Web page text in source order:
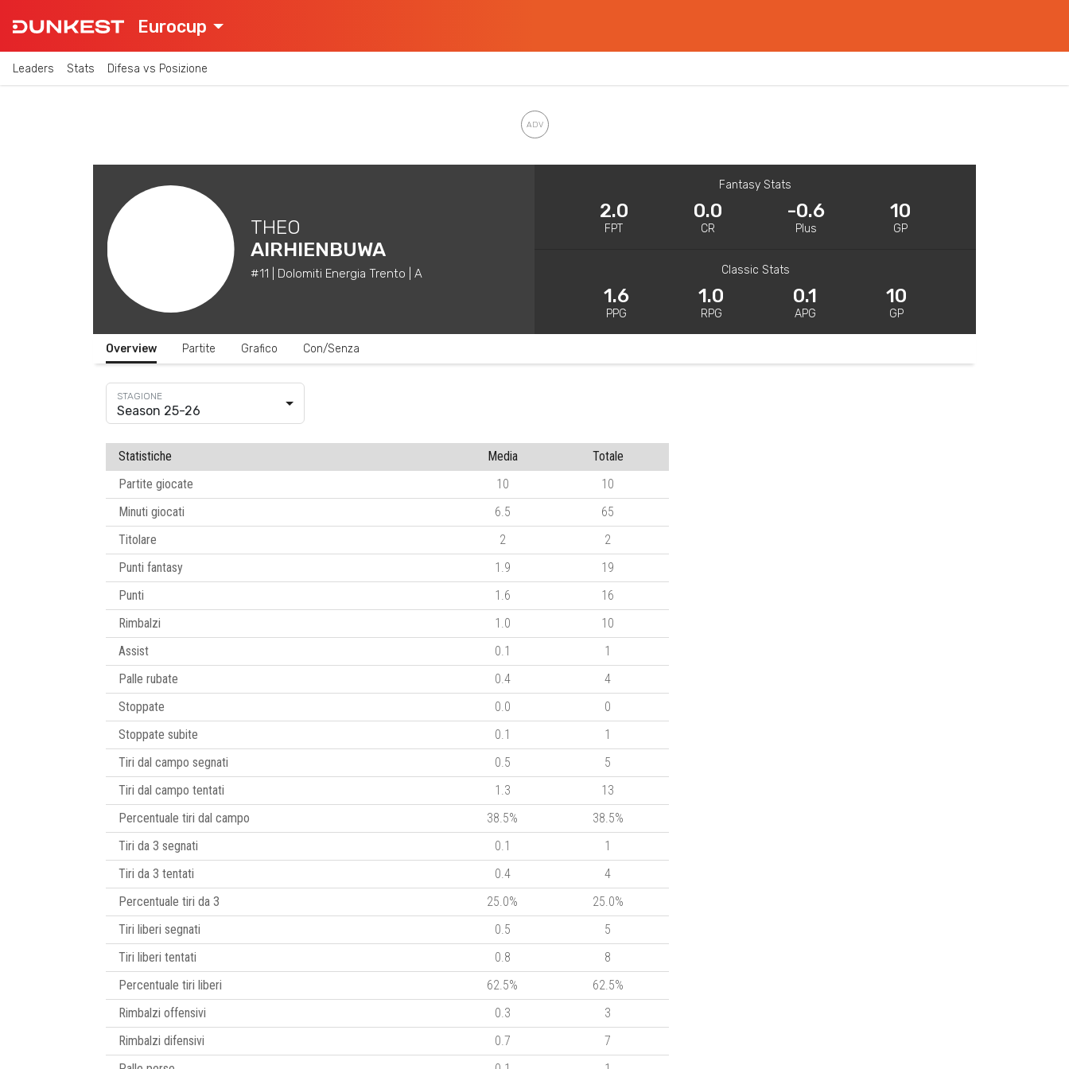
Eurocup
Leaders Stats Difesa vs Posizione
THEO
AIRHIENBUWA
#11 | Dolomiti Energia Trento | A
Fantasy Stats
2.0
FPT
0.0
CR
-0.6
Plus
10
GP
Classic Stats
1.6
PPG
1.0
RPG
0.1
APG
10
GP
Overview Partite Grafico Con/Senza
Season 25-26
Statistiche Media
Totale
Partite giocate
10
10
Minuti giocati
6.5
65
Titolare
2
2
Punti fantasy
1.9
19
Punti
1.6
16
Rimbalzi
1.0
10
Assist
0.1
1
Palle rubate
0.4
4
Stoppate
0.0
0
Stoppate subite
0.1
1
Tiri dal campo segnati
0.5
5
Tiri dal campo tentati
1.3
13
Percentuale tiri dal campo
38.5%
38.5%
Tiri da 3 segnati
0.1
1
Tiri da 3 tentati
0.4
4
Percentuale tiri da 3
25.0%
25.0%
Tiri liberi segnati
0.5
5
Tiri liberi tentati
0.8
8
Percentuale tiri liberi
62.5%
62.5%
Rimbalzi offensivi
0.3
3
Rimbalzi difensivi
0.7
7